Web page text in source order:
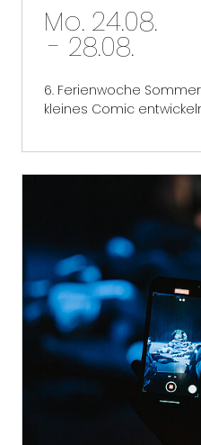
Mo. 24.08.
- 28.08.
6. Ferienwoche
kleines Comic